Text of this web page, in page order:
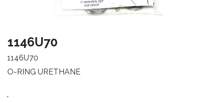
1146U70
1146U70
O-RING URETHANE
.